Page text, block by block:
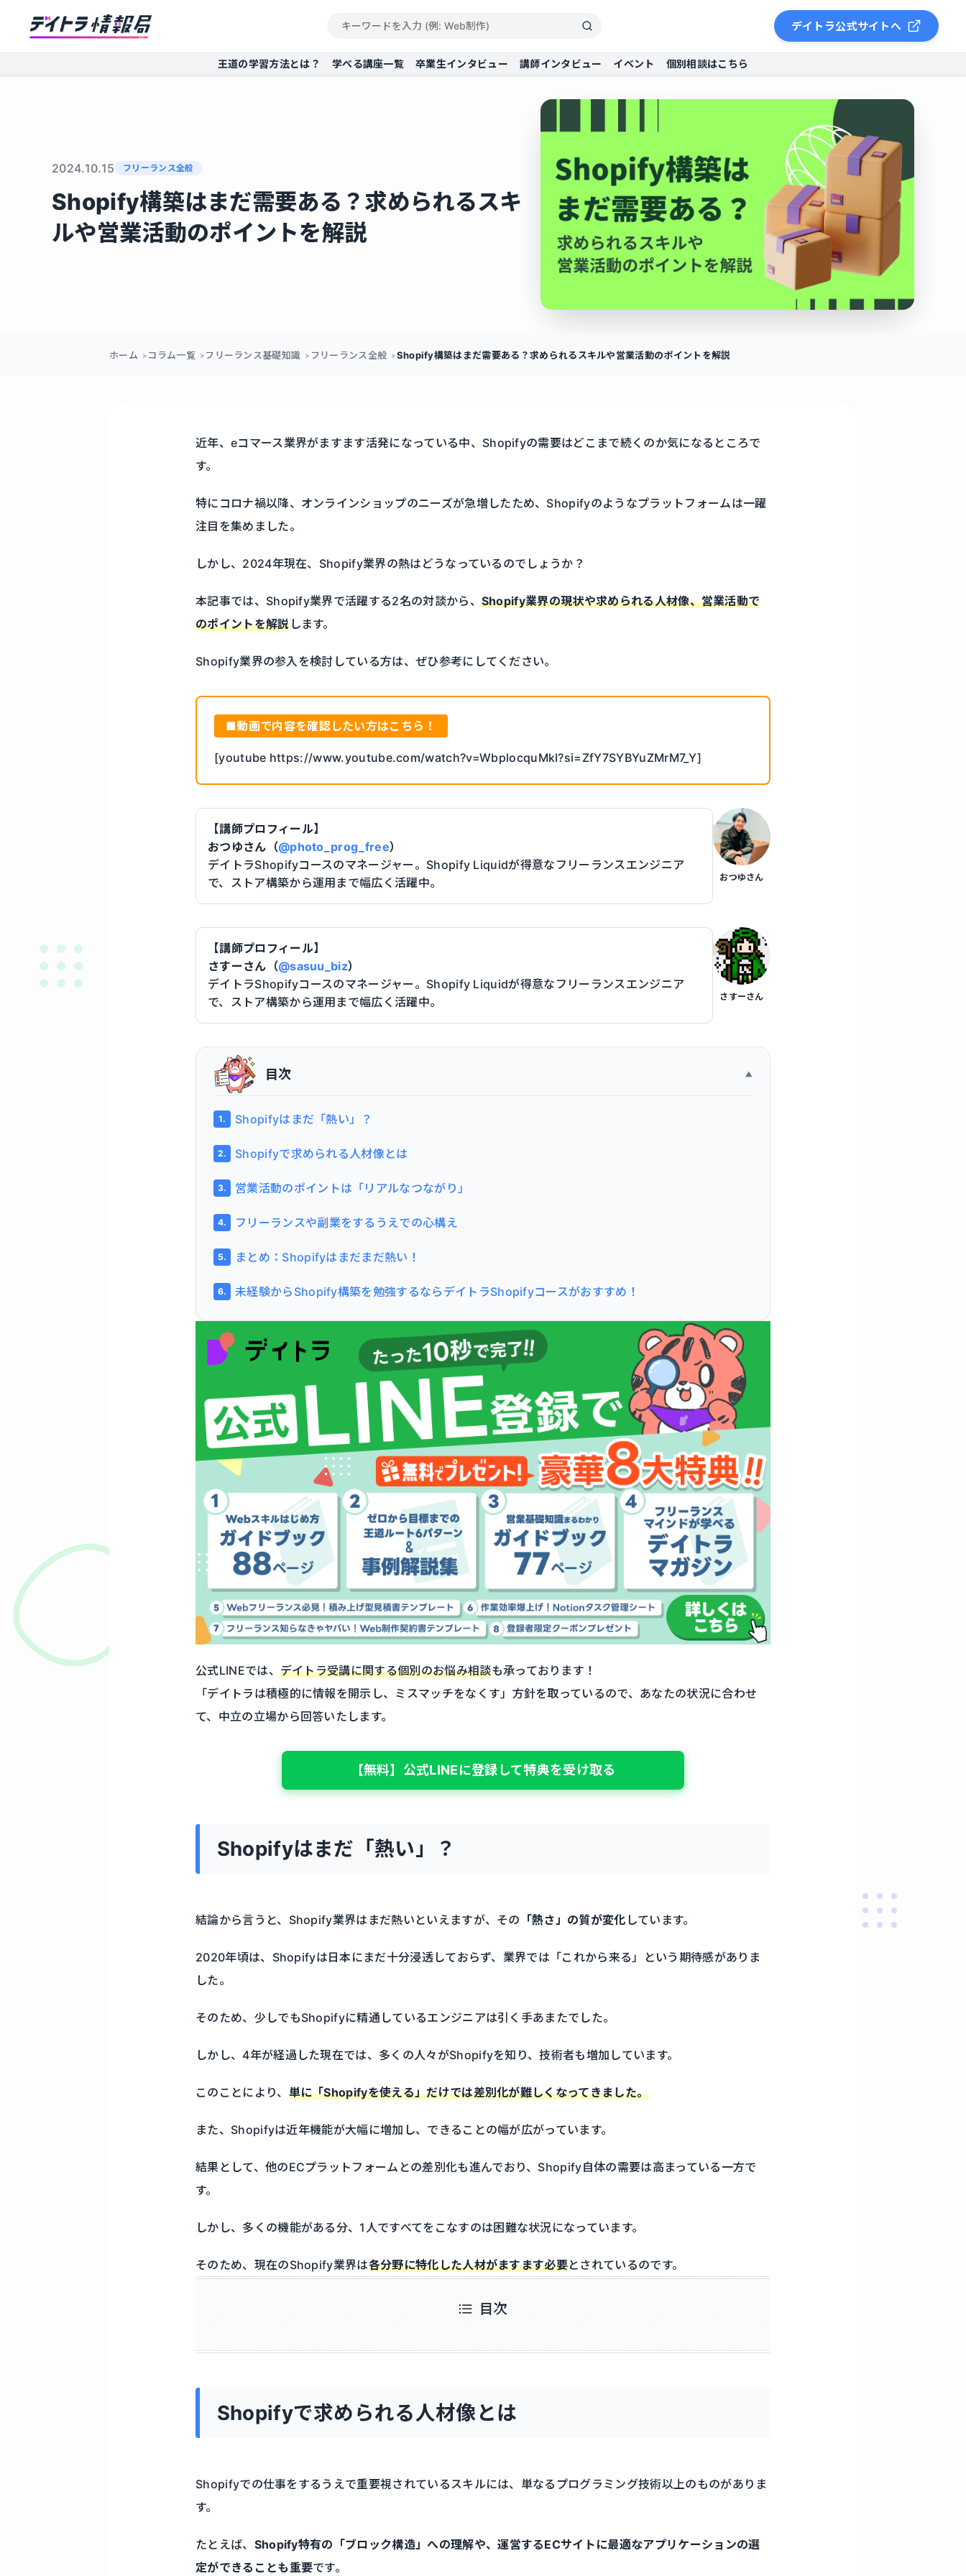
デイトラ公式サイトへ
王道の学習方法とは？ 学べる講座一覧 卒業生インタビュー 講師インタビュー イベント 個別相談はこちら
2024.10.15 フリーランス全般
Shopify構築はまだ需要ある？求められるスキ
ルや営業活動のポイントを解説
ホーム コラム一覧 フリーランス基礎知識 フリーランス全般 Shopify構築はまだ需要ある？求められるスキルや営業活動のポイントを解説
近年、eコマース業界がますます活発になっている中、Shopifyの需要はどこまで続くのか気になるところで
す。
特にコロナ禍以降、オンラインショップのニーズが急増したため、Shopifyのようなプラットフォームは一躍
注目を集めました。
しかし、2024年現在、Shopify業界の熱はどうなっているのでしょうか？
本記事では、Shopify業界で活躍する2名の対談から、 Shopify業界の現状や求められる人材像、営業活動で
のポイントを解説します。
Shopify業界の参入を検討している方は、ぜひ参考にしてください。
■動画で内容を確認したい方はこちら！
[youtube https://www.youtube.com/watch?v=WbplocquMkI?si=ZfY7SYBYuZMrM7_Y]
おつゆさん
【講師プロフィール】
おつゆさん（@photo_prog_free）
デイトラShopifyコースのマネージャー。Shopify Liquidが得意なフリーランスエンジニア
で、ストア構築から運用まで幅広く活躍中。
さすーさん
【講師プロフィール】
さすーさん（@sasuu_biz）
デイトラShopifyコースのマネージャー。Shopify Liquidが得意なフリーランスエンジニア
で、ストア構築から運用まで幅広く活躍中。
目次
Shopifyはまだ「熱い」？
Shopifyで求められる人材像とは
営業活動のポイントは「リアルなつながり」
フリーランスや副業をするうえでの心構え
まとめ：Shopifyはまだまだ熱い！
未経験からShopify構築を勉強するならデイトラShopifyコースがおすすめ！
公式LINEでは、 デイトラ受講に関する個別のお悩み相談も承っております！
「デイトラは積極的に情報を開示し、ミスマッチをなくす」方針を取っているので、あなたの状況に合わせ
て、中立の立場から回答いたします。
【無料】公式LINEに登録して特典を受け取る
Shopifyはまだ「熱い」？
結論から言うと、Shopify業界はまだ熱いといえますが、その 「熱さ」の質が変化 しています。
2020年頃は、Shopifyは日本にまだ十分浸透しておらず、業界では「これから来る」という期待感がありま
した。
そのため、少しでもShopifyに精通しているエンジニアは引く手あまたでした。
しかし、4年が経過した現在では、多くの人々がShopifyを知り、技術者も増加しています。
このことにより、 単に「Shopifyを使える」だけでは差別化が難しくなってきました。
また、Shopifyは近年機能が大幅に増加し、できることの幅が広がっています。
結果として、他のECプラットフォームとの差別化も進んでおり、Shopify自体の需要は高まっている一方で
す。
しかし、多くの機能がある分、1人ですべてをこなすのは困難な状況になっています。
そのため、現在のShopify業界は各分野に特化した人材がますます必要とされているのです。
目次
Shopifyで求められる人材像とは
Shopifyでの仕事をするうえで重要視されているスキルには、単なるプログラミング技術以上のものがありま
す。
たとえば、 Shopify特有の「ブロック構造」への理解や、運営するECサイトに最適なアプリケーションの選
定ができることも重要です。